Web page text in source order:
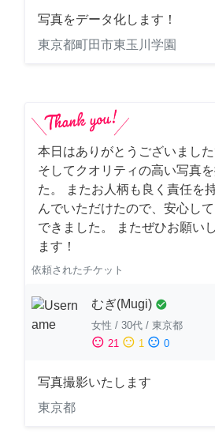
写真をデータ化します！
東京都町田市東玉川学園
本日はありがとうございまし
そしてクオリティの高い写真
た。 またお人柄も良く責任を
んでいただけたので、安心し
できました。 またぜひお願い
ます！
依頼されたチケット
むぎ(Mugi) check_circle
女性 / 30代 / 東京都
sentiment_satisfied 21 sentiment_neutral 1 sentiment_dissatisfied 0
写真撮影いたします
東京都